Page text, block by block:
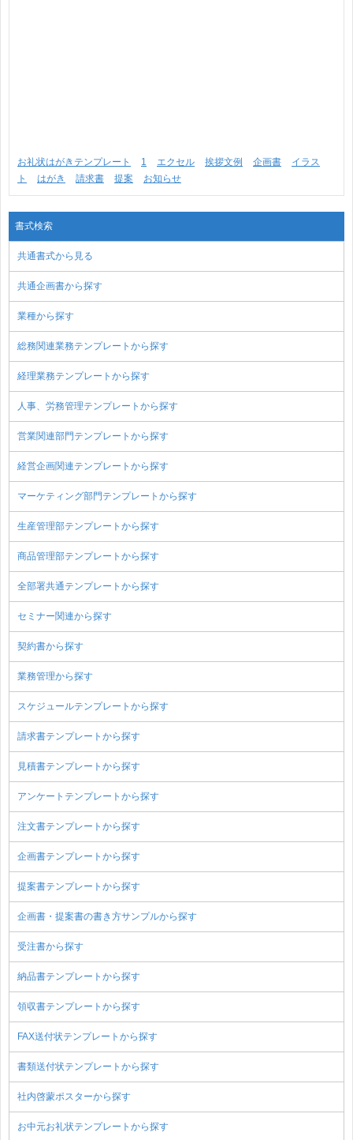
お礼状はがきテンプレート 1 エクセル 挨拶文例 企画書
イラス
ト
はがき 請求書 提案 お知らせ
書式検索
共通書式から見る
共通企画書から探す
業種から探す
総務関連業務テンプレートから探す
経理業務テンプレートから探す
人事、労務管理テンプレートから探す
営業関連部門テンプレートから探す
経営企画関連テンプレートから探す
マーケティング部門テンプレートから探す
生産管理部テンプレートから探す
商品管理部テンプレートから探す
全部署共通テンプレートから探す
セミナー関連から探す
契約書から探す
業務管理から探す
スケジュールテンプレートから探す
請求書テンプレートから探す
見積書テンプレートから探す
アンケートテンプレートから探す
注文書テンプレートから探す
企画書テンプレートから探す
提案書テンプレートから探す
企画書・提案書の書き方サンプルから探す
受注書から探す
納品書テンプレートから探す
領収書テンプレートから探す
FAX送付状テンプレートから探す
書類送付状テンプレートから探す
社内啓蒙ポスターから探す
お中元お礼状テンプレートから探す